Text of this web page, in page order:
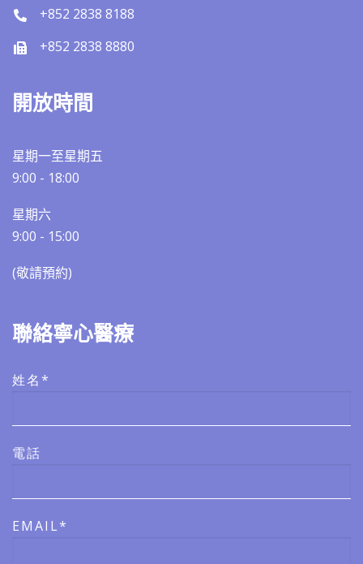
+852 2838 8188
+852 2838 8880
開放時間
星期一至星期五
9:00 - 18:00
星期六
9:00 - 15:00
(敬請預約)​​
聯絡寧心醫療
姓名*
電話
EMAIL*